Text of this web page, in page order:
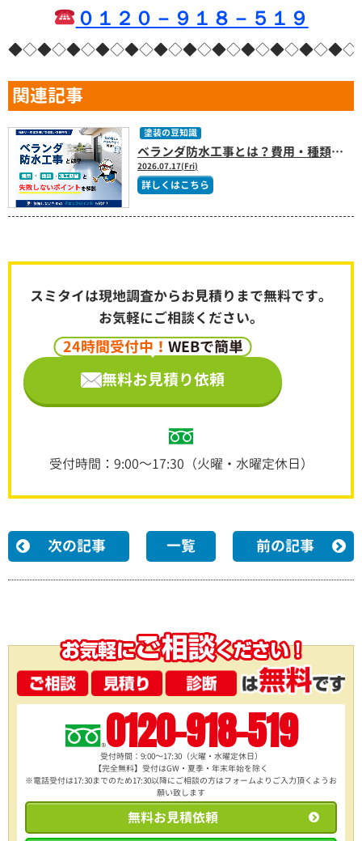
０１２０－９１８－５１９
関連記事
ベランダ防水工事とは？費用・種類・施工期間と失敗しないポイントを解説
2026.07.17(Fri)
詳しくはこちら
塗装の豆知識
スミタイは現地調査からお見積りまで無料です。
お気軽にご相談ください。
24時間受付中！ WEBで簡単
無料お見積り依頼
受付時間：9:00～17:30（火曜・水曜定休日）
次の記事 一覧 前の記事
0120-918-519
受付時間：9:00～17:30（火曜・水曜定休日）
【完全無料】受付はGW・夏季・年末年始を除く
※電話受付は17:30までのため17:30以降にご相談の方はフォームよりご入力頂くようお
願い致します
無料お見積依頼